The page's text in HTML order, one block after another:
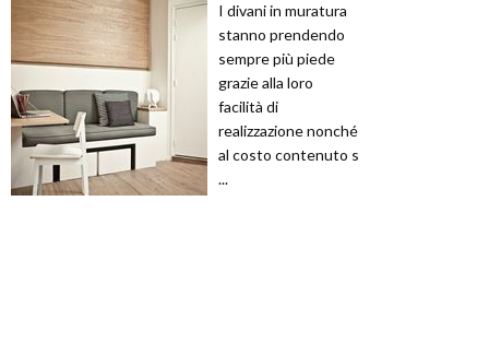
I divani in muratura
stanno prendendo
sempre più piede
grazie alla loro
facilità di
realizzazione nonché
al costo contenuto s
...